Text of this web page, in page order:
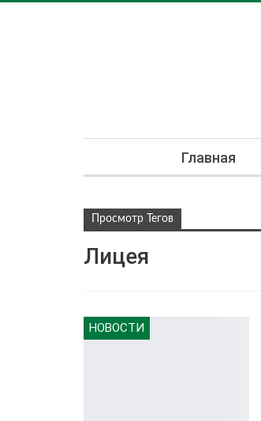
Главная
Просмотр Тегов
Лицея
НОВОСТИ